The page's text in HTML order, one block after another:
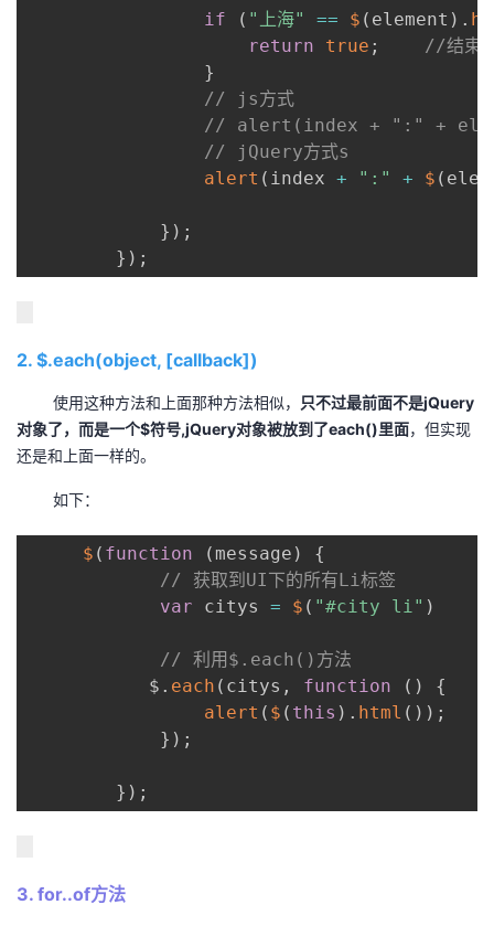
if ( "上海" == $ ( element ) .
return
true ;
//结束
}
// js方式
// alert(index + ":" +
// jQuery方式s
alert ( index + ":" + $ (
} ) ;
} ) ;
2. $.each(object, [callback])
使用这种方法和上面那种方法相似，
只不过最前面不是jQuery
对象了，而是一个$符号,jQuery对象被放到了each()里面，但实现
还是和上面一样的。
如下：
$ ( function ( message )
{
// 获取到UI下的所有Li标签
var citys = $ ( "#city li" )
// 利用$.each()方法
           $
. each ( citys , function ( )
{
alert ( $ ( this ) . html ( ) ) ;
} ) ;
} ) ;
3. for..of方法